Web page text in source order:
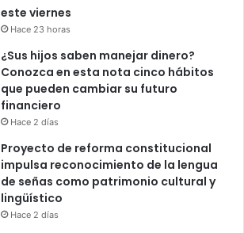
este viernes
Hace 23 horas
¿Sus hijos saben manejar dinero?
Conozca en esta nota cinco hábitos
que pueden cambiar su futuro
financiero
Hace 2 días
Proyecto de reforma constitucional
impulsa reconocimiento de la lengua
de señas como patrimonio cultural y
lingüístico
Hace 2 días